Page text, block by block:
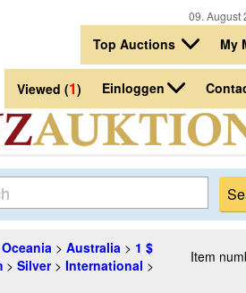
09.
Top Auctions My
Viewed (1) Einloggen
> Australia > 1 $
> Silver> International >
Item